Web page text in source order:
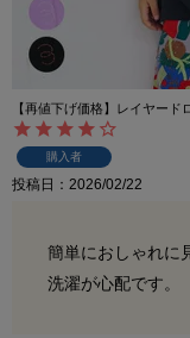
【再値下げ価格】レイヤード
購入者
投稿日 2026/02/22
簡単におしゃれに
洗濯が心配です。